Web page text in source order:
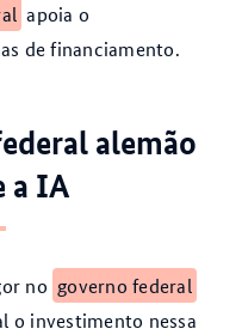
apoia o
de financiamento.
alemão
a IA
no governo federal
o investimento nessa